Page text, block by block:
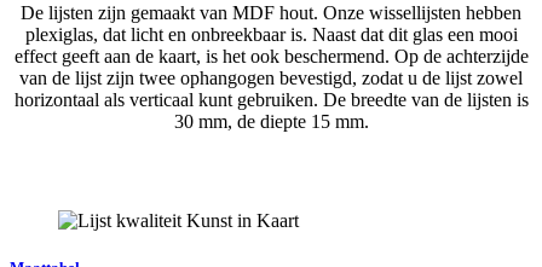
De lijsten zijn gemaakt van MDF hout. Onze wissellijsten hebben
plexiglas, dat licht en onbreekbaar is. Naast dat dit glas een mooi
effect geeft aan de kaart, is het ook beschermend. Op de achterzijde
van de lijst zijn twee ophangogen bevestigd, zodat u de lijst zowel
horizontaal als verticaal kunt gebruiken. De breedte van de lijsten is
30 mm, de diepte 15 mm.